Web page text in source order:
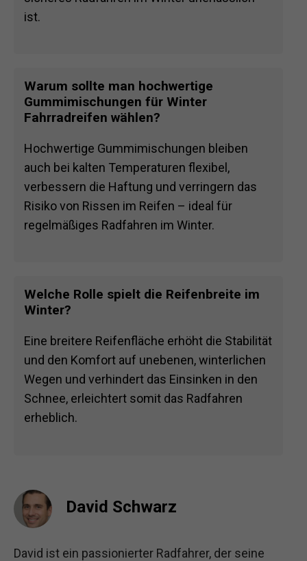
ist.
Warum sollte man hochwertige
Gummimischungen für Winter
Fahrradreifen wählen?
Hochwertige Gummimischungen bleiben
auch bei kalten Temperaturen flexibel,
verbessern die Haftung und verringern das
Risiko von Rissen im Reifen – ideal für
regelmäßiges Radfahren im Winter.
Welche Rolle spielt die Reifenbreite im
Winter?
Eine breitere Reifenfläche erhöht die Stabilität
und den Komfort auf unebenen, winterlichen
Wegen und verhindert das Einsinken in den
Schnee, erleichtert somit das Radfahren
erheblich.
David Schwarz
David ist ein passionierter Radfahrer, der seine